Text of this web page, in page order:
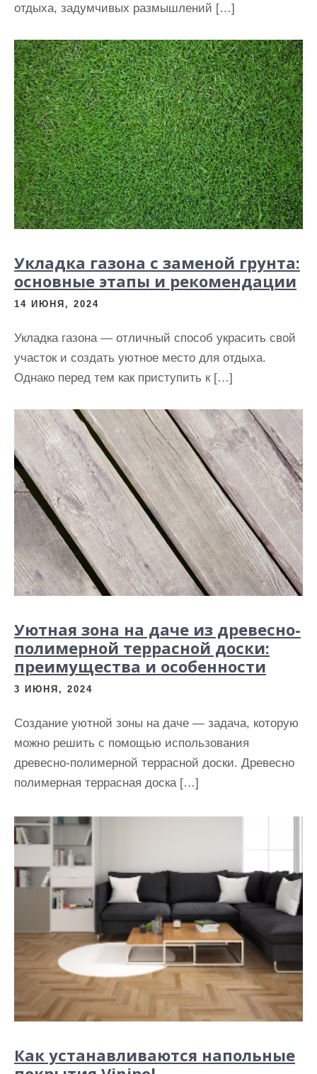
отдыха, задумчивых размышлений […]
Укладка газона с заменой грунта:
основные этапы и рекомендации
14 ИЮНЯ, 2024
Укладка газона — отличный способ украсить свой
участок и создать уютное место для отдыха.
Однако перед тем как приступить к […]
Уютная зона на даче из древесно-
полимерной террасной доски:
преимущества и особенности
3 ИЮНЯ, 2024
Создание уютной зоны на даче — задача, которую
можно решить с помощью использования
древесно-полимерной террасной доски. Древесно
полимерная террасная доска […]
Как устанавливаются напольные